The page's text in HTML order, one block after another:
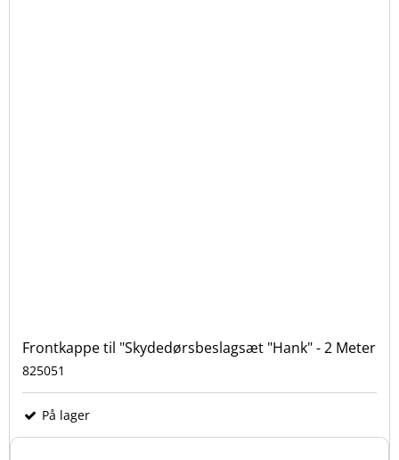
Frontkappe til "Skydedørsbeslagsæt "Hank" - 2 Meter
825051
På lager